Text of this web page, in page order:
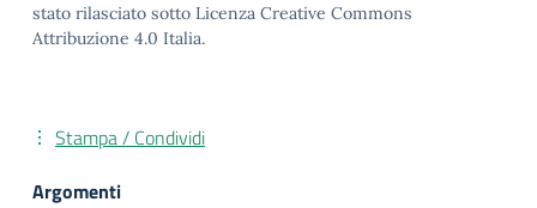
stato rilasciato sotto Licenza Creative Commons
Attribuzione 4.0 Italia.
Stampa / Condividi
Argomenti